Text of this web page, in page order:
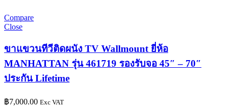
Compare
Close
ขาแขวนทีวีติดผนัง TV Wallmount ยี่ห้อ
MANHATTAN รุ่น 461719 รองรับจอ 45″ – 70″
ประกัน Lifetime
฿7,000.00 Exc VAT